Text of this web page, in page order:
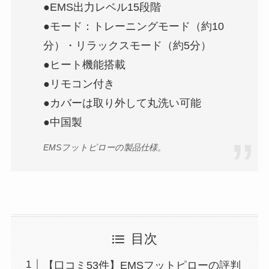
●EMS出力レベル15段階
●モード：トレーニングモード（約10
分）・リラックスモード（約5分）
●ヒート機能搭載
●リモコン付き
●カバーは取り外して丸洗い可能
●中国製
EMSフットピローの製品仕様。
目次
【口コミ53件】EMSフットピローの評判